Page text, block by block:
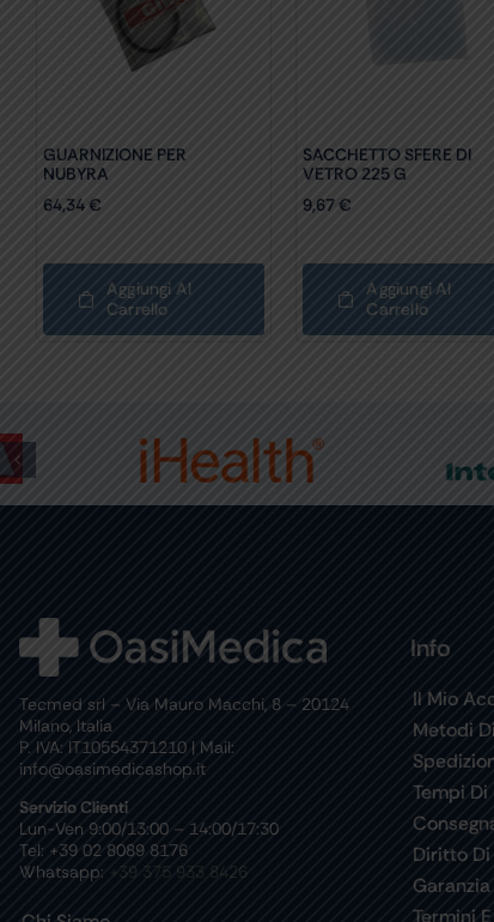
GUARNIZIONE PER
NUBYRA
64,34 €
Aggiungi Al
Carrello
SACCHETTO SFERE DI
VETRO 225 G
9,67€
Aggiungi Al
Carrello
Tecmed srl – Via Mauro Macchi, 8 – 20124
Milano, Italia
P. IVA: IT10554371210 | Mail:
info@oasimedicashop.it
Servizio Clienti
Lun-Ven 9:00/13:00 – 14:00/17:30
Tel: +39 02 8089 8176
Whatsapp: +39 375 933 8426
Info
Il Mio
Metodi
Tempi Di
Diritto Di
Garanzia
Termini